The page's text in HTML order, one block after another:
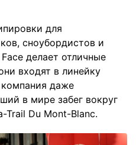
для
сноубордистов и
делает отличные
входят в линейку
компания даже
в мире забег вокруг
Trail Du Mont-Blanc.